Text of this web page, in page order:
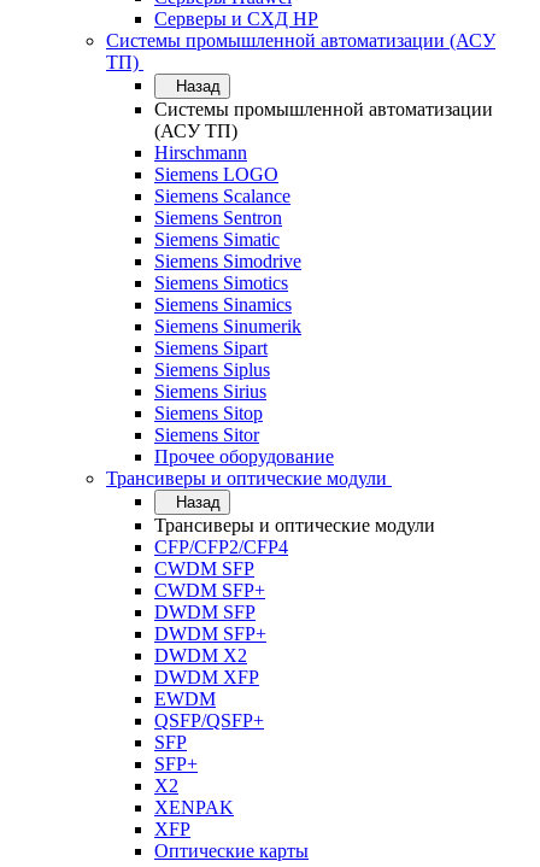
Серверы и СХД HP
Системы промышленной автоматизации (АСУ
ТП)
Назад
Системы промышленной автоматизации
(АСУ ТП)
Hirschmann
Siemens LOGO
Siemens Scalance
Siemens Sentron
Siemens Simatic
Siemens Simodrive
Siemens Simotics
Siemens Sinamics
Siemens Sinumerik
Siemens Sipart
Siemens Siplus
Siemens Sirius
Siemens Sitop
Siemens Sitor
Прочее оборудование
Трансиверы и оптические модули
Назад
Трансиверы и оптические модули
CFP/CFP2/CFP4
CWDM SFP
CWDM SFP+
DWDM SFP
DWDM SFP+
DWDM X2
DWDM XFP
EWDM
QSFP/QSFP+
SFP
SFP+
X2
XENPAK
XFP
Оптические карты